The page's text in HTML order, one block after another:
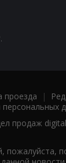
проезда |
продаж
пожалуйста,